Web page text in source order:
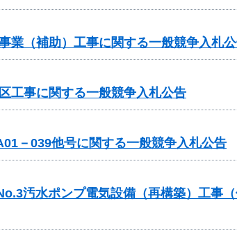
（補助）工事に関する一般競争入札
工事に関する一般競争入札公告
－039他号に関する一般競争入札公告
汚水ポンプ電気設備（再構築）工事（